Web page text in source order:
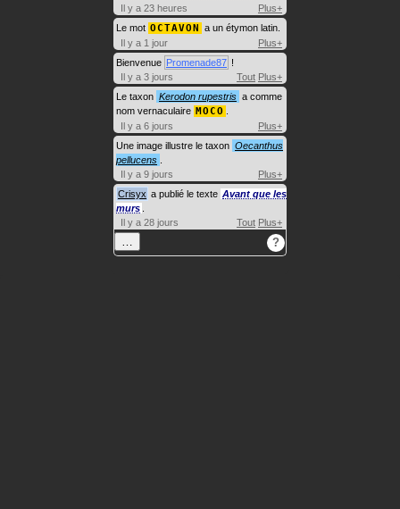
Il y a 23 heures
Plus+
Le mot OCTAVON a un étymon latin.
Il y a 1 jour
Plus+
Bienvenue Promenade87 !
Il y a 3 jours
Tout Plus+
Le taxon Kerodon rupestris a comme
nom vernaculaire MOCO
Il y a 6 jours
Plus+
Une image illustre le taxon Oecanthus
pellucens
Il y a 9 jours
Plus+
Crisyx a publié le texte Avant que les
murs
Il y a 28 jours
Tout Plus+
… ?